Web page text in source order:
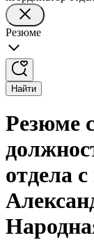
Резюме
Найти
Резюме
отдела